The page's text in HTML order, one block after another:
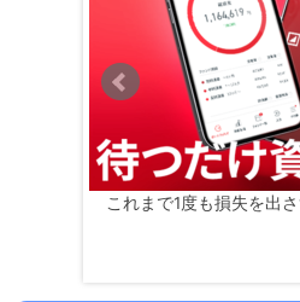
これまで1度も損失を出